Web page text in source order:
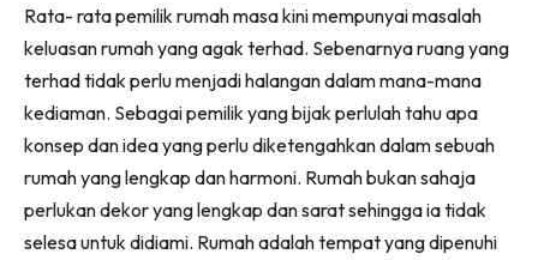
Menarik Lagi
Casa Impiana
Impiana Makeover
Makeover Ruang Selebriti
Destinasi
Hotel
Kafe
Hartanah
(Twitter)
Rata- rata pemilik rumah masa kini mempunyai masalah
keluasan rumah yang agak terhad. Sebenarnya ruang yang
terhad tidak perlu menjadi halangan dalam mana-mana
kediaman. Sebagai pemilik yang bijak perlulah tahu apa
konsep dan idea yang perlu diketengahkan dalam sebuah
rumah yang lengkap dan harmoni. Rumah bukan sahaja
perlukan dekor yang lengkap dan sarat sehingga ia tidak
selesa untuk didiami. Rumah adalah tempat yang dipenuhi